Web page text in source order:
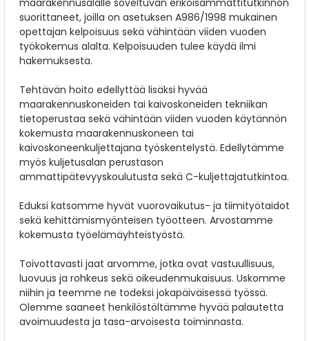
suorittaneet, joilla on asetuksen A986/1998 mukainen
opettajan kelpoisuus sekä vähintään viiden vuoden
työkokemus alalta. Kelpoisuuden tulee käydä ilmi
hakemuksesta.
Tehtävän hoito edellyttää lisäksi hyvää
maarakennuskoneiden tai kaivoskoneiden tekniikan
tietoperustaa sekä vähintään viiden vuoden käytännön
kokemusta maarakennuskoneen tai
kaivoskoneenkuljettajana työskentelystä. Edellytämme
myös kuljetusalan perustason
ammattipätevyyskoulutusta sekä C-kuljettajatutkintoa.
Eduksi katsomme hyvät vuorovaikutus- ja tiimityötaidot
sekä kehittämismyönteisen työotteen. Arvostamme
kokemusta työelämäyhteistyöstä.
Toivottavasti jaat arvomme, jotka ovat vastuullisuus,
luovuus ja rohkeus sekä oikeudenmukaisuus. Uskomme
niihin ja teemme ne todeksi jokapäiväisessä työssä.
Olemme saaneet henkilöstöltämme hyvää palautetta
avoimuudesta ja tasa-arvoisesta toiminnasta.